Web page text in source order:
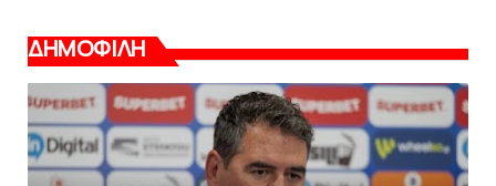
ΔΗΜΟΦΙΛΗ